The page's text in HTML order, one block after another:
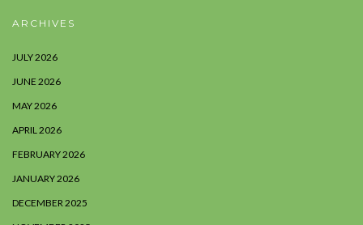
ARCHIVES
JULY 2026
JUNE 2026
MAY 2026
APRIL 2026
FEBRUARY 2026
JANUARY 2026
DECEMBER 2025